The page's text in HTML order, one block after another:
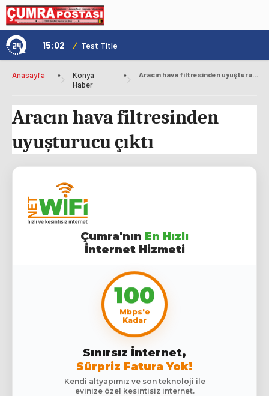
15:02 / Test Title
Anasayfa »
Konya
Haber
» Aracın hava filtresinden uyuşturucu çıktı
Aracın hava filtresinden
uyuşturucu çıktı
Çumra'nın En Hızlı
İnternet Hizmeti
100
Mbps'e
Kadar
Sınırsız İnternet,
Sürpriz Fatura Yok!
Kendi altyapımız ve son teknoloji ile
evinize özel kesintisiz internet.